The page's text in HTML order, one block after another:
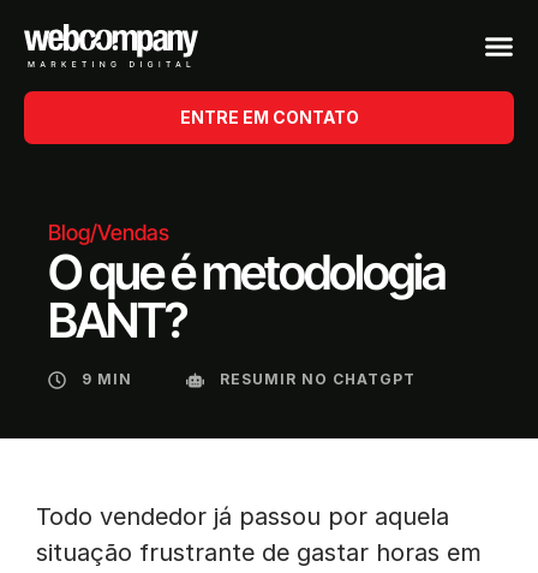
ENTRE EM CONTATO
Blog/Vendas
O que é metodologia
BANT?
9 MIN RESUMIR NO CHATGPT
Todo vendedor já passou por aquela
situação frustrante de gastar horas em